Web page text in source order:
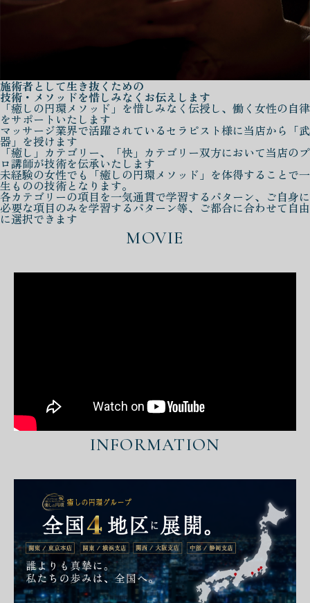
施術者として生き抜くための
技術・メソッドを惜しみなくお伝えします
「癒しの円環メソッド」を惜しみなく伝授し、働く女性の自律
をサポートいたします
マッサージ業界で活躍されているセラピスト様に当店から「武
器」を授けます
「癒し」カテゴリー、「快」カテゴリー双方において当店のプ
ロ講師が技術を伝承いたします
未経験の女性でも「癒しの円環メソッド」を体得することで一
生ものの技術となります。
各カテゴリーの項目を一気通貫で学習するパターン、ご自身に
必要な項目のみを学習するパターン等、ご都合に合わせて自由
に選択できます
MOVIE
INFORMATION